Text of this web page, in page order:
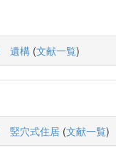
遺構 (文献一覧)
竪穴式住居 (文献一覧)